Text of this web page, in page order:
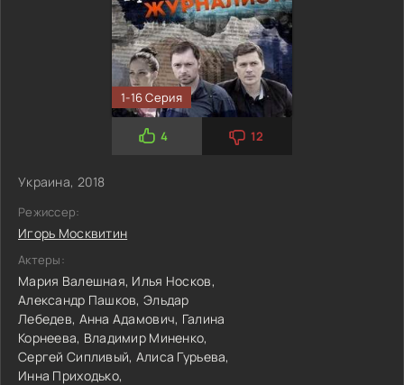
1-16 Серия
4 12
Украина, 2018
Режиссер:
Игорь Москвитин
Актеры:
Мария Валешная, Илья Носков,
Александр Пашков,Эльдар
Лебедев, Анна Адамович, Галина
Корнеева, Владимир Миненко,
Сергей Сипливый, Алиса Гурьева,
Инна Приходько,